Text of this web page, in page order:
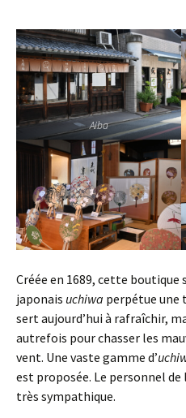
Aiba
Créée en 1689, cette boutique
japonais uchiwa perpétue une
sert aujourd’hui à rafraîchir,
autrefois pour chasser les
vent. Une vaste gamme d’
est proposée. Le personnel
très sympathique.